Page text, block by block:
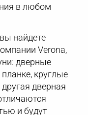
в любом
найдете
Verona,
дверные
круглые
дверная
и будут